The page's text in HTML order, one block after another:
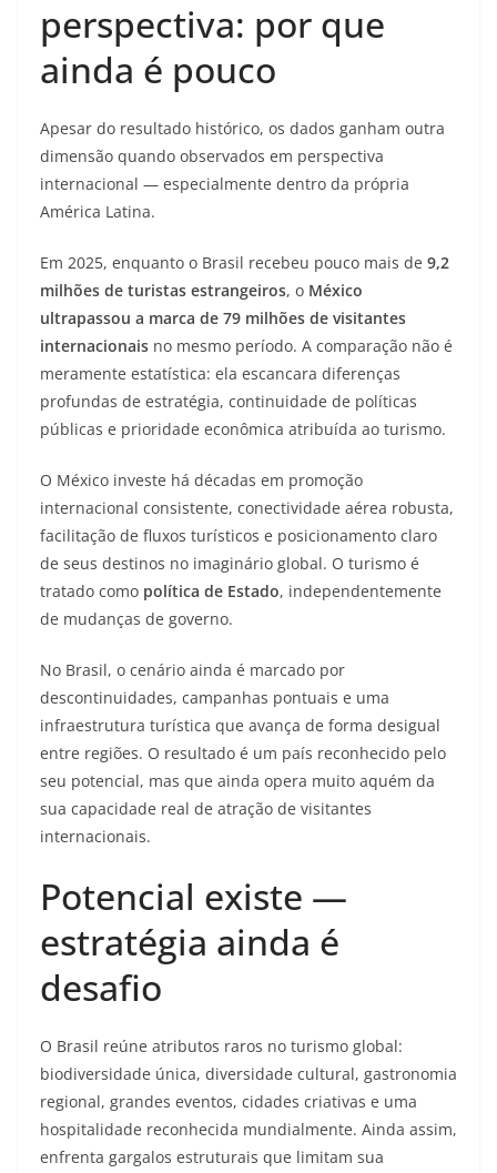
perspectiva: por que
ainda é pouco
Apesar do resultado histórico, os dados ganham outra
dimensão quando observados em perspectiva
internacional — especialmente dentro da própria
América Latina.
Em 2025, enquanto o Brasil recebeu pouco mais de 9,2
milhões de turistas estrangeiros, o México
ultrapassou a marca de 79 milhões de visitantes
internacionais no mesmo período. A comparação não é
meramente estatística: ela escancara diferenças
profundas de estratégia, continuidade de políticas
públicas e prioridade econômica atribuída ao turismo.
O México investe há décadas em promoção
internacional consistente, conectividade aérea robusta,
facilitação de fluxos turísticos e posicionamento claro
de seus destinos no imaginário global. O turismo é
tratado como política de Estado, independentemente
de mudanças de governo.
No Brasil, o cenário ainda é marcado por
descontinuidades, campanhas pontuais e uma
infraestrutura turística que avança de forma desigual
entre regiões. O resultado é um país reconhecido pelo
seu potencial, mas que ainda opera muito aquém da
sua capacidade real de atração de visitantes
internacionais.
Potencial existe —
estratégia ainda é
desafio
O Brasil reúne atributos raros no turismo global:
biodiversidade única, diversidade cultural, gastronomia
regional, grandes eventos, cidades criativas e uma
hospitalidade reconhecida mundialmente. Ainda assim,
enfrenta gargalos estruturais que limitam sua